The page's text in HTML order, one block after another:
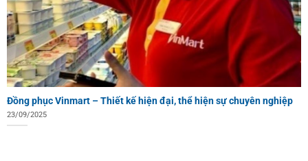
Đồng phục Vinmart – Thiết kế hiện đại, thể hiện sự chuyên nghiệp
23/09/2025